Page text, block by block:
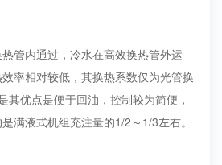
管内通过，冷水在高效换热管外运
率相对较低，其换热系数仅为光管换
其优点是便于回油，控制较为简便，
满液式机组充注量的1/2～1/3左右。